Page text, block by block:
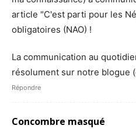
article "C'est parti pour les
obligatoires (NAO) !
La communication au
résolument sur notre blogue
Répondre
Concombre masqué